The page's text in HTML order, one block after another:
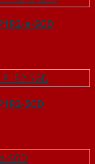
a-SGD
SGD